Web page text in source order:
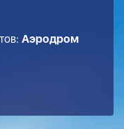
Аэродром